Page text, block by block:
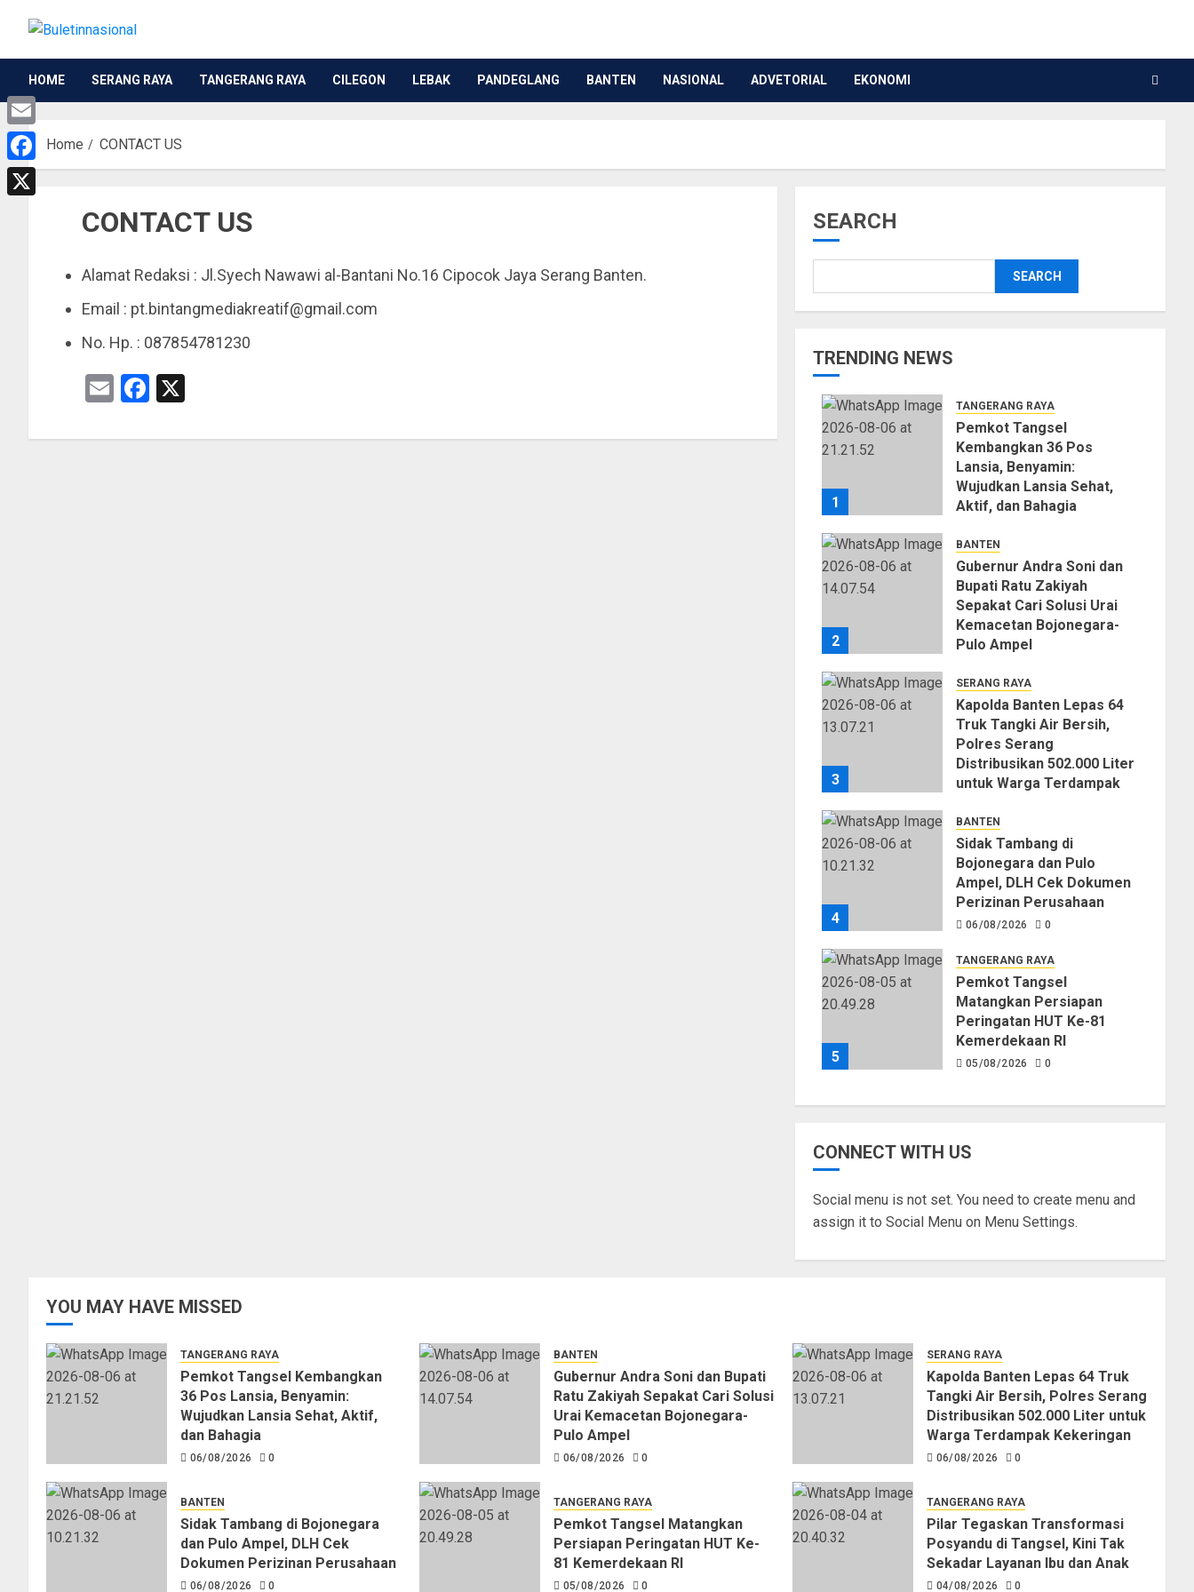
HOME SERANG RAYA TANGERANG RAYA CILEGON LEBAK PANDEGLANG BANTEN NASIONAL ADVETORIAL EKONOMI
Home CONTACT US
CONTACT US
Alamat Redaksi : Jl.Syech Nawawi al-Bantani No.16 Cipocok Jaya Serang Banten.
Email : pt.bintangmediakreatif@gmail.com
No. Hp. : 087854781230
EmailFacebook
SEARCH
SEARCH
TRENDING NEWS
1
TANGERANG RAYA
Pemkot Tangsel
Kembangkan 36 Pos
Lansia, Benyamin:
Wujudkan Lansia Sehat,
Aktif, dan Bahagia
2
BANTEN
Gubernur Andra Soni dan
Bupati Ratu Zakiyah
Sepakat Cari Solusi Urai
Kemacetan Bojonegara-
Pulo Ampel
3
SERANG RAYA
Kapolda Banten Lepas 64
Truk Tangki Air Bersih,
Polres Serang
Distribusikan 502.000 Liter
untuk Warga Terdampak
06/08/2026
4
BANTEN
Sidak Tambang di
Bojonegara dan Pulo
Ampel, DLH Cek Dokumen
Perizinan Perusahaan
06/08/2026 0
5
TANGERANG RAYA
Pemkot Tangsel
Matangkan Persiapan
Peringatan HUT Ke-81
Kemerdekaan RI
05/08/2026 0
CONNECT WITH US
Social menu is not set. You need to create menu and
assign it to Social Menu on Menu Settings.
YOU MAY HAVE MISSED
TANGERANG RAYA
Pemkot Tangsel Kembangkan
36 Pos Lansia, Benyamin:
Wujudkan Lansia Sehat, Aktif,
dan Bahagia
06/08/2026 0
BANTEN
Gubernur Andra Soni dan Bupati
Ratu Zakiyah Sepakat Cari Solusi
Urai Kemacetan Bojonegara-
Pulo Ampel
06/08/2026 0
SERANG RAYA
Kapolda Banten Lepas 64 Truk
Tangki Air Bersih, Polres Serang
Distribusikan 502.000 Liter untuk
Warga Terdampak Kekeringan
06/08/2026 0
BANTEN
Sidak Tambang di Bojonegara
dan Pulo Ampel, DLH Cek
Dokumen Perizinan Perusahaan
06/08/2026 0
TANGERANG RAYA
Pemkot Tangsel Matangkan
Persiapan Peringatan HUT Ke-
81 Kemerdekaan RI
05/08/2026 0
TANGERANG RAYA
Pilar Tegaskan Transformasi
Posyandu di Tangsel, Kini Tak
Sekadar Layanan Ibu dan Anak
04/08/2026 0
Email
Facebook